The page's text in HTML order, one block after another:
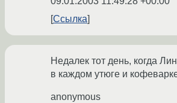
Ссылка
Недалек тот день, когда
в каждом утюге и
anonymous